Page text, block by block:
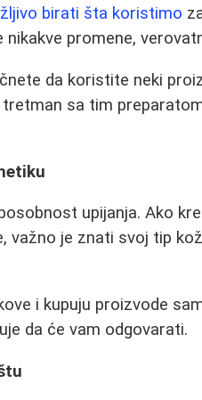
birati šta koristimo
promene,
da koristite neki
sa tim
upijanja. Ako
važno je znati svoj tip
i kupuju proizvode
da će vam odgovarati.